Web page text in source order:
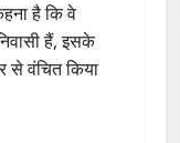
है कि वे
हैं, इसके
से वंचित किया